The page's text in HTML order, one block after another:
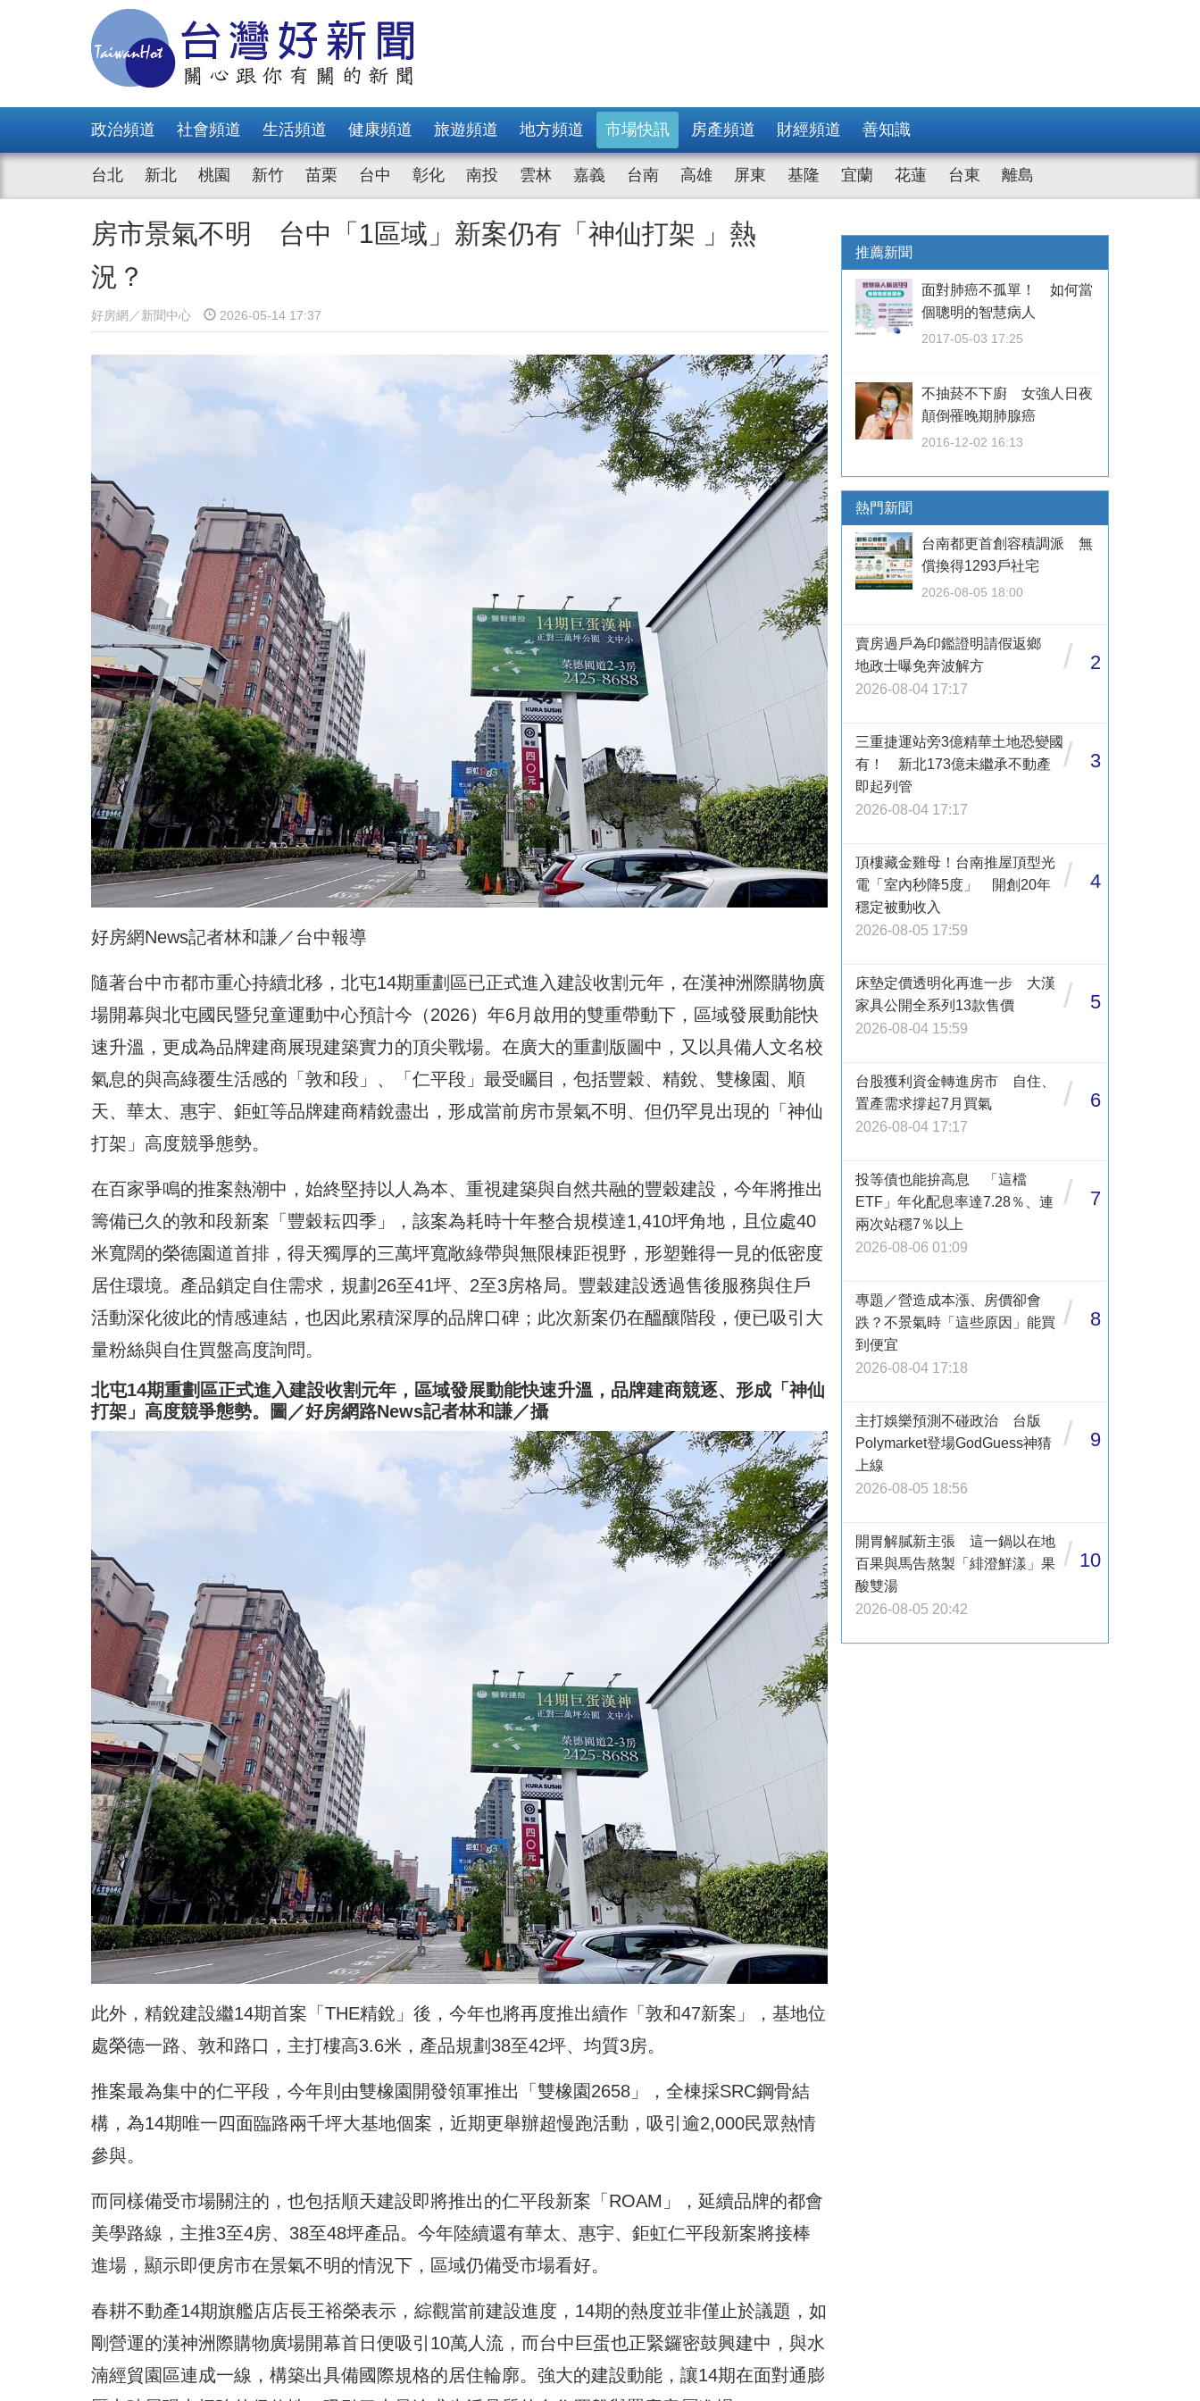
政治頻道 社會頻道 生活頻道 健康頻道 旅遊頻道 地方頻道 市場快訊 房產頻道 財經頻道 善知識
台北 新北 桃園 新竹 苗栗 台中 彰化 南投 雲林 嘉義 台南 高雄 屏東 基隆 宜蘭 花蓮 台東 離島
房市景氣不明 台中「1區域」新案仍有「神仙打架 」熱
況？
好房網／新聞中心 2026-05-14 17:37
好房網News記者林和謙／台中報導
隨著台中市都市重心持續北移，北屯14期重劃區已正式進入建設收割元年，在漢神洲際購物廣
場開幕與北屯國民暨兒童運動中心預計今（2026）年6月啟用的雙重帶動下，區域發展動能快
速升溫，更成為品牌建商展現建築實力的頂尖戰場。在廣大的重劃版圖中，又以具備人文名校
氣息的與高綠覆生活感的「敦和段」、「仁平段」最受矚目，包括豐穀、精銳、雙橡園、順
天、華太、惠宇、鉅虹等品牌建商精銳盡出，形成當前房市景氣不明、但仍罕見出現的「神仙
打架」高度競爭態勢。
在百家爭鳴的推案熱潮中，始終堅持以人為本、重視建築與自然共融的豐穀建設，今年將推出
籌備已久的敦和段新案「豐穀耘四季」，該案為耗時十年整合規模達1,410坪角地，且位處40
米寬闊的榮德園道首排，得天獨厚的三萬坪寬敞綠帶與無限棟距視野，形塑難得一見的低密度
居住環境。產品鎖定自住需求，規劃26至41坪、2至3房格局。豐穀建設透過售後服務與住戶
活動深化彼此的情感連結，也因此累積深厚的品牌口碑；此次新案仍在醞釀階段，便已吸引大
量粉絲與自住買盤高度詢問。
北屯14期重劃區正式進入建設收割元年，區域發展動能快速升溫，品牌建商競逐、形成「神仙
打架」高度競爭態勢。圖／好房網路News記者林和謙／攝
此外，精銳建設繼14期首案「THE精銳」後，今年也將再度推出續作「敦和47新案」，基地位
處榮德一路、敦和路口，主打樓高3.6米，產品規劃38至42坪、均質3房。
推案最為集中的仁平段，今年則由雙橡園開發領軍推出「雙橡園2658」，全棟採SRC鋼骨結
構，為14期唯一四面臨路兩千坪大基地個案，近期更舉辦超慢跑活動，吸引逾2,000民眾熱情
參與。
而同樣備受市場關注的，也包括順天建設即將推出的仁平段新案「ROAM」，延續品牌的都會
美學路線，主推3至4房、38至48坪產品。今年陸續還有華太、惠宇、鉅虹仁平段新案將接棒
進場，顯示即便房市在景氣不明的情況下，區域仍備受市場看好。
春耕不動產14期旗艦店店長王裕榮表示，綜觀當前建設進度，14期的熱度並非僅止於議題，如
剛營運的漢神洲際購物廣場開幕首日便吸引10萬人流，而台中巨蛋也正緊鑼密鼓興建中，與水
湳經貿園區連成一線，構築出具備國際規格的居住輪廓。強大的建設動能，讓14期在面對通膨
推薦新聞
面對肺癌不孤單！ 如何當
個聰明的智慧病人
2017-05-03 17:25
不抽菸不下廚 女強人日夜
顛倒罹晚期肺腺癌
2016-12-02 16:13
熱門新聞
台南都更首創容積調派 無
償換得1293戶社宅
2026-08-05 18:00
賣房過戶為印鑑證明請假返鄉
地政士曝免奔波解方
2026-08-04 17:17
/ 2
三重捷運站旁3億精華土地恐變國
有！ 新北173億未繼承不動產
即起列管
2026-08-04 17:17
/ 3
頂樓藏金雞母！台南推屋頂型光
電「室內秒降5度」 開創20年
穩定被動收入
2026-08-05 17:59
/ 4
床墊定價透明化再進一步 大漢
家具公開全系列13款售價
2026-08-04 15:59
/ 5
台股獲利資金轉進房市 自住、
置產需求撐起7月買氣
2026-08-04 17:17
/ 6
投等債也能拚高息 「這檔
ETF」年化配息率達7.28％、連
兩次站穩7％以上
2026-08-06 01:09
/ 7
專題／營造成本漲、房價卻會
跌？不景氣時「這些原因」能買
到便宜
2026-08-04 17:18
/ 8
主打娛樂預測不碰政治 台版
Polymarket登場GodGuess神猜
上線
2026-08-05 18:56
/ 9
開胃解膩新主張 這一鍋以在地
百果與馬告熬製「緋澄鮮漾」果
酸雙湯
2026-08-05 20:42
/ 10